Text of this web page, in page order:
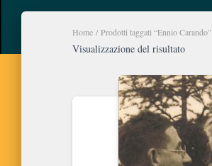
Home / Prodotti taggati “Ennio Carando”
Visualizzazione del risultato